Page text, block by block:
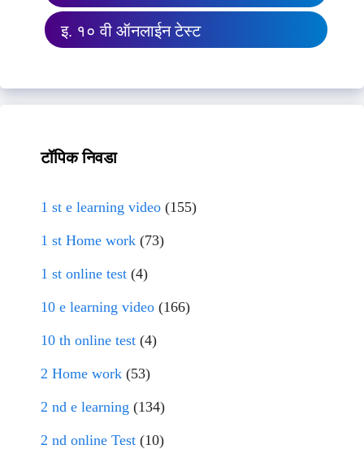
इ. १० वी ऑनलाईन टेस्ट
टॉपिक निवडा
1 st e learning video (155)
1 st Home work (73)
1 st online test (4)
10 e learning video (166)
10 th online test (4)
2 Home work (53)
2 nd e learning (134)
2 nd online Test (10)